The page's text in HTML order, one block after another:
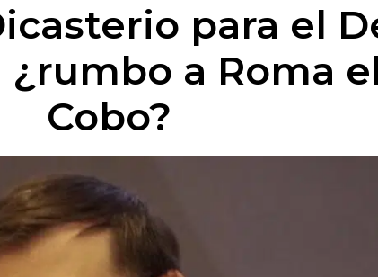
para el
a Roma
Cobo?